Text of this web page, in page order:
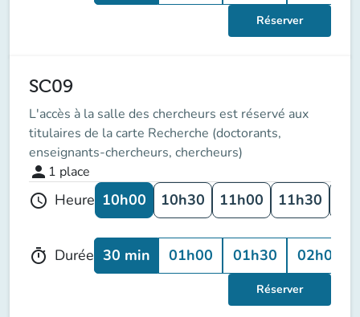
Réserver
SC09
L'accès à la salle des chercheurs est réservé aux
titulaires de la carte Recherche (doctorants,
enseignants-chercheurs, chercheurs)
person 1 place
schedule Heure 10h00 10h30 11h00 11h30
timer Durée 30 min 01h00 01h30 02h00
Réserver